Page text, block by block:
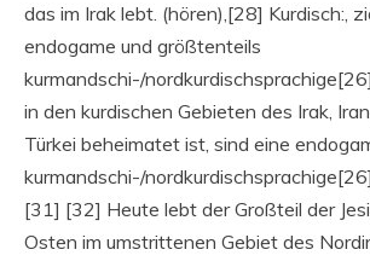
das im Irak lebt. (hören),[28] Kurdisch:,
endogame und größtenteils
kurmandschi-/
in den kurdischen Gebieten des Irak,
Türkei beheimatet ist, sind eine
kurmandschi-/
[31] [32] Heute lebt der Großteil der
Osten im umstrittenen Gebiet des